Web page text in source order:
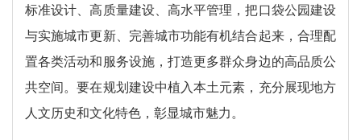
标准设计、高质量建设、高水平管理，把口袋公园建设
与实施城市更新、完善城市功能有机结合起来，合理配
置各类活动和服务设施，打造更多群众身边的高品质公
共空间。要在规划建设中植入本土元素，充分展现地方
人文历史和文化特色，彰显城市魅力。